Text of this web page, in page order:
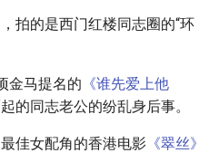
拍的是西门红楼同志圈的“环
金马提名的 《谁先爱上他
的同志老公的纷乱身后事。
佳女配角的香港电影 《翠丝》